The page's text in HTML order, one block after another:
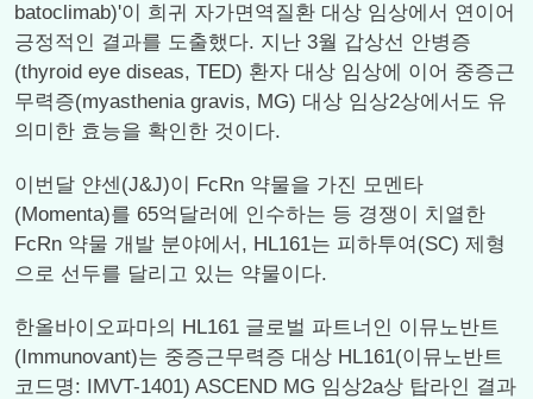
batoclimab)'이 희귀 자가면역질환 대상 임상에서 연이어
긍정적인 결과를 도출했다. 지난 3월 갑상선 안병증
(thyroid eye diseas, TED) 환자 대상 임상에 이어 중증근
무력증(myasthenia gravis, MG) 대상 임상2상에서도 유
의미한 효능을 확인한 것이다.
이번달 얀센(J&J)이 FcRn 약물을 가진 모멘타
(Momenta)를 65억달러에 인수하는 등 경쟁이 치열한
FcRn 약물 개발 분야에서, HL161는 피하투여(SC) 제형
으로 선두를 달리고 있는 약물이다.
한올바이오파마의 HL161 글로벌 파트너인 이뮤노반트
(Immunovant)는 중증근무력증 대상 HL161(이뮤노반트
코드명: IMVT-1401) ASCEND MG 임상2a상 탑라인 결과